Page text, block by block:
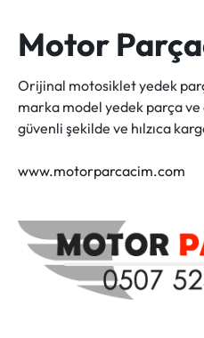
Motor
Orijinal motosiklet yedek
marka model yedek parça
güvenli şekilde ve hılzıca
www.motorparcacim.com